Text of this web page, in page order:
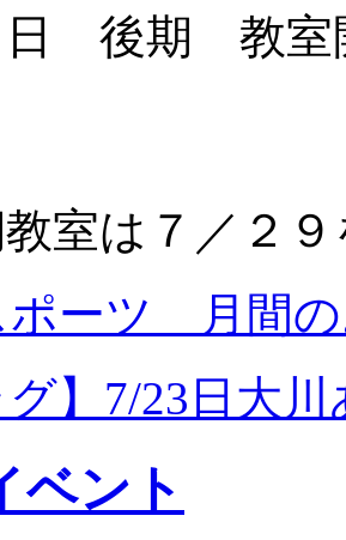
日 後期 教室
室は７／２
ポーツ 月間
グ】7/23日大
ベント